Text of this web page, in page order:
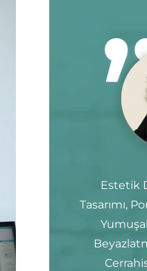
Estetik
Tasarımı,